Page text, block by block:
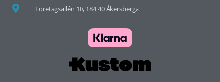
Företagsallén 10, 184 40 Åkersberga